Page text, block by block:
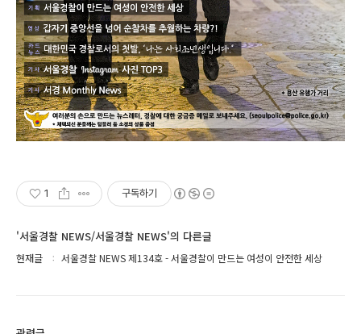
1 구독하기
'서울경찰 NEWS/서울경찰 NEWS'의 다른글
현재글 서울경찰 NEWS 제134호 - 서울경찰이 만드는 여성이 안전한 세상